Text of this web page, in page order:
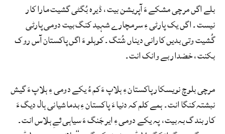
بلے اگں مرچی مشکے ءَ آپریشن بیت، ڈیرہ بُگٹی گشیت مارا کار
نیست۔ اگں یک پارٹی ءِ سرمچارے شہید کنگ بیت دومی پارٹی
گُشیت وتی بدیں کارانی دیناں شُتگ۔ کوہلو ءَ اگں پاکستان آس روک
بکنت، خضدار بے وانک انت۔
مرچی بلوچ نویسکار پاکستان ءِ ہلاپ ءَ کم ءُ یکے دومی ءِ ہلاپ ءَ گیش
نبشتہ کنگا انت۔ ہمے کلم کہ دنیا ءَ پاکستان ءِ بدماشیانی ہال دیگ ءَ
کار بندگ بہ بیت، پہ یکے دومی ءِ ایر جَنگ ءَ سیاہی ئےِ ہلاس انت۔